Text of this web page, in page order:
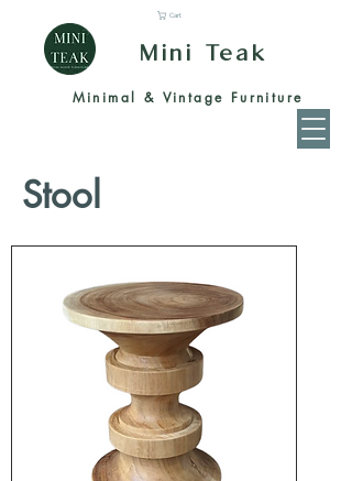
Mini Teak
Minimal & Vintage Furniture
Cart
Stool